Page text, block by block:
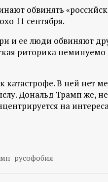
обвинять
11 сентября.
и ее люди обвиняют
риторика неминуемо
В ней нет
Дональд Трамп же,
на
русофобия